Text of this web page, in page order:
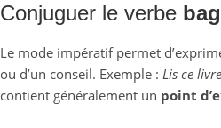
Conjuguer le verbe
Le mode impératif permet
ou d’un conseil. Exemple : Lis ce
contient généralement un point